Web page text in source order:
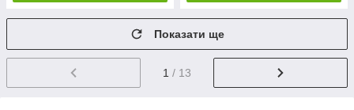
Показати ще
1 / 13